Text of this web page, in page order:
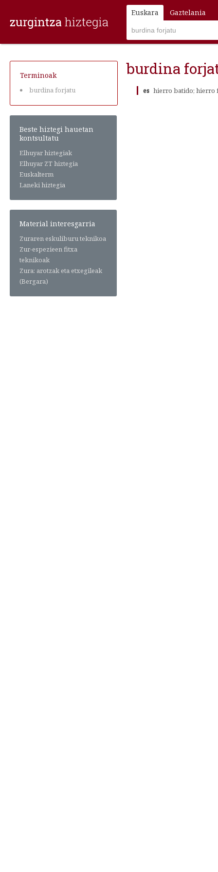
Euskara Gaztelania
burdina
es hierro batido; hierro
Terminoak
burdina forjatu
Beste hiztegi hauetan
kontsultatu
Elhuyar hiztegiak
Elhuyar ZT hiztegia
Euskalterm
Laneki hiztegia
Material interesgarria
Zuraren eskuliburu teknikoa
Zur-espezieen fitxa
teknikoak
Zura: arotzak eta etxegileak
(Bergara)